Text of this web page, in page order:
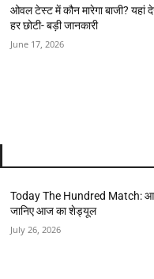
ओवल टेस्ट में कौन मारेगा बाजी?
हर छोटी- बड़ी जानकारी
June 17, 2026
Today The Hundred Match:
जानिए आज का शेड्यूल
July 26, 2026